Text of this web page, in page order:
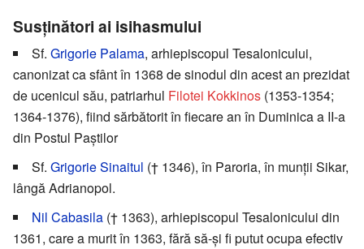
Susținători ai isihasmului
Sf. Grigorie Palama, arhiepiscopul Tesalonicului,
canonizat ca sfânt în 1368 de sinodul din acest an prezidat
de ucenicul său, patriarhul Filotei Kokkinos (1353-1354;
1364-1376), fiind sărbătorit în fiecare an în Duminica a II-a
din Postul Paștilor
Sf. Grigorie Sinaitul († 1346), în Paroria, în munții Sikar,
lângă Adrianopol.
Nil Cabasila († 1363), arhiepiscopul Tesalonicului din
1361, care a murit în 1363, fără să-și fi putut ocupa efectiv